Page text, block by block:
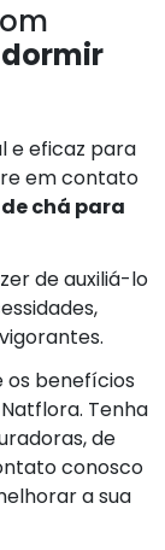
e eficaz para
em contato
chá para
de auxiliá-lo
os benefícios
Tenha
de
conosco
a sua